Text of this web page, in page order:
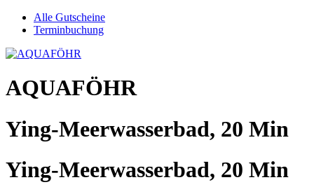
Alle Gutscheine
Terminbuchung
AQUAFÖHR
Ying-Meerwasserbad, 20 Min
Ying-Meerwasserbad, 20 Min